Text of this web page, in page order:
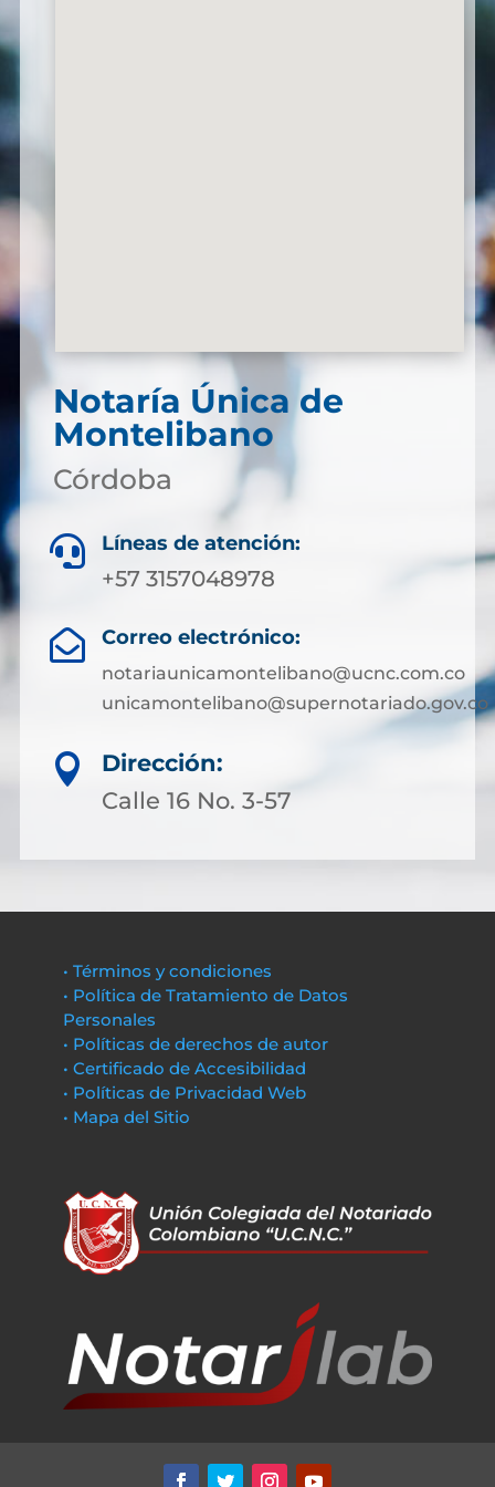
Notaría Única de
Montelibano
Córdoba
 Líneas de atención:
+57 3157048978
 Correo electrónico:
notariaunicamontelibano@ucnc.com.co
unicamontelibano@supernotariado.gov.co

Dirección:
Calle 16 No. 3-57
• Términos y condiciones
• Política de Tratamiento de Datos
Personales
• Políticas de derechos de autor
• Certificado de Accesibilidad
• Políticas de Privacidad Web
• Mapa del Sitio